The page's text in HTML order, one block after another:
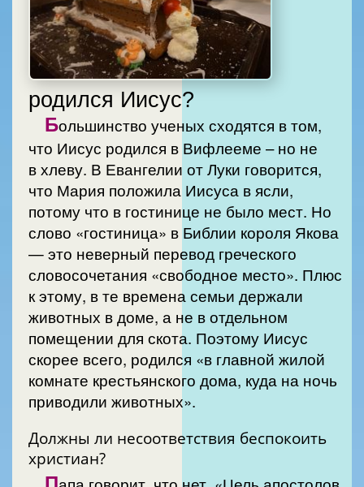
родился Иисус?
Большинство ученых сходятся в том,
что Иисус родился в Вифлееме – но не
в хлеву. В Евангелии от Луки говорится,
что Мария положила Иисуса в ясли,
потому что в гостинице не было мест. Но
слово «гостиница» в Библии короля Якова
— это неверный перевод греческого
словосочетания «свободное место». Плюс
к этому, в те времена семьи держали
животных в доме, а не в отдельном
помещении для скота. Поэтому Иисус
скорее всего, родился «в главной жилой
комнате крестьянского дома, куда на ночь
приводили животных».
Должны ли несоответствия беспокоить
христиан?